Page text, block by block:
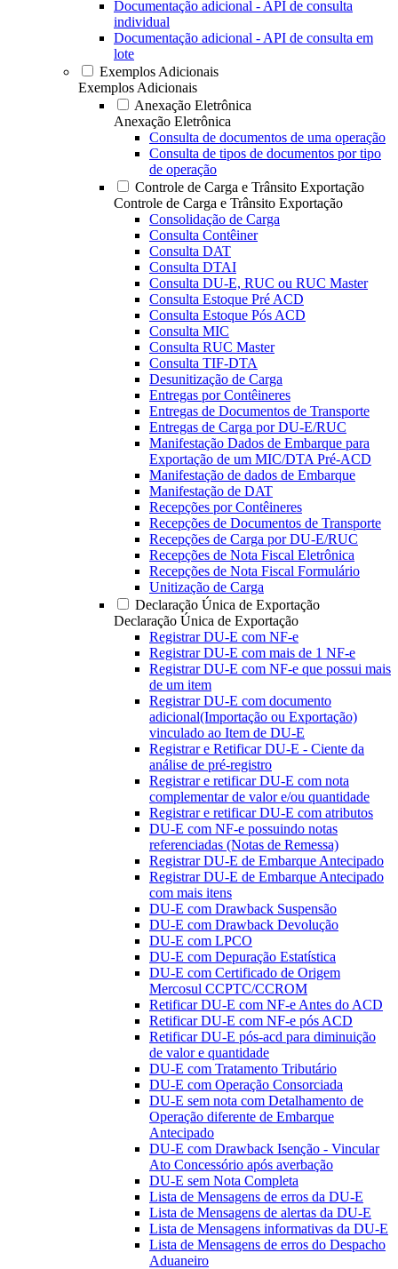
Documentação adicional - API de consulta
individual
Documentação adicional - API de consulta em
lote
Exemplos Adicionais
Exemplos Adicionais
Anexação Eletrônica
Anexação Eletrônica
Consulta de documentos de uma operação
Consulta de tipos de documentos por tipo
de operação
Controle de Carga e Trânsito Exportação
Controle de Carga e Trânsito Exportação
Consolidação de Carga
Consulta Contêiner
Consulta DAT
Consulta DTAI
Consulta DU-E, RUC ou RUC Master
Consulta Estoque Pré ACD
Consulta Estoque Pós ACD
Consulta MIC
Consulta RUC Master
Consulta TIF-DTA
Desunitização de Carga
Entregas por Contêineres
Entregas de Documentos de Transporte
Entregas de Carga por DU-E/RUC
Manifestação Dados de Embarque para
Exportação de um MIC/DTA Pré-ACD
Manifestação de dados de Embarque
Manifestação de DAT
Recepções por Contêineres
Recepções de Documentos de Transporte
Recepções de Carga por DU-E/RUC
Recepções de Nota Fiscal Eletrônica
Recepções de Nota Fiscal Formulário
Unitização de Carga
Declaração Única de Exportação
Declaração Única de Exportação
Registrar DU-E com NF-e
Registrar DU-E com mais de 1 NF-e
Registrar DU-E com NF-e que possui mais
de um item
Registrar DU-E com documento
adicional(Importação ou Exportação)
vinculado ao Item de DU-E
Registrar e Retificar DU-E - Ciente da
análise de pré-registro
Registrar e retificar DU-E com nota
complementar de valor e/ou quantidade
Registrar e retificar DU-E com atributos
DU-E com NF-e possuindo notas
referenciadas (Notas de Remessa)
Registrar DU-E de Embarque Antecipado
Registrar DU-E de Embarque Antecipado
com mais itens
DU-E com Drawback Suspensão
DU-E com Drawback Devolução
DU-E com LPCO
DU-E com Depuração Estatística
DU-E com Certificado de Origem
Mercosul CCPTC/CCROM
Retificar DU-E com NF-e Antes do ACD
Retificar DU-E com NF-e pós ACD
Retificar DU-E pós-acd para diminuição
de valor e quantidade
DU-E com Tratamento Tributário
DU-E com Operação Consorciada
DU-E sem nota com Detalhamento de
Operação diferente de Embarque
Antecipado
DU-E com Drawback Isenção - Vincular
Ato Concessório após averbação
DU-E sem Nota Completa
Lista de Mensagens de erros da DU-E
Lista de Mensagens de alertas da DU-E
Lista de Mensagens informativas da DU-E
Lista de Mensagens de erros do Despacho
Aduaneiro